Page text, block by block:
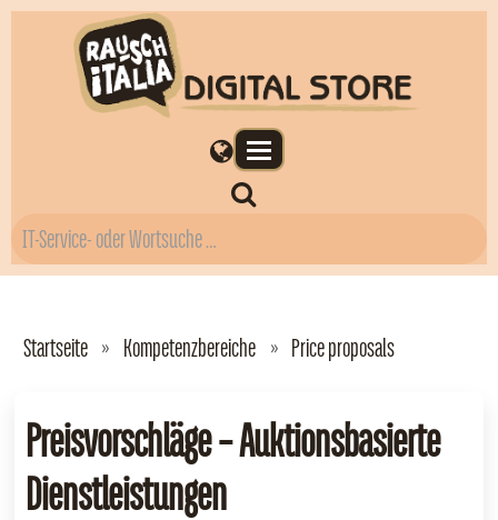
Startseite Kompetenzbereiche Price proposals
Preisvorschläge – Auktionsbasierte
Dienstleistungen